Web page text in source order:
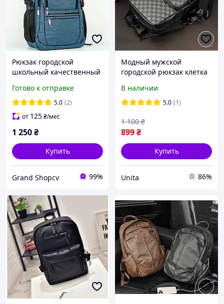
Рюкзак городской
школьный качественный
молодежный
вместительный
повседневный USB
Готово к отправке
5.0 (2)
от 125₴/мес
1 250₴
Купить
Grand Shopcv 99%
Модный мужской
городской рюкзак клетка
В наличии
5.0 (1)
899₴
1 100 ₴
Купить
Unita 86%